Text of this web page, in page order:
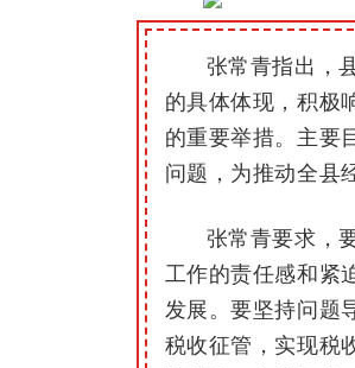
张常青指出，
的具体体现，积极
的重要举措。主要
问题，为推动全县
张常青要求，
工作的责任感和紧
发展。要坚持问题
税收征管，实现税